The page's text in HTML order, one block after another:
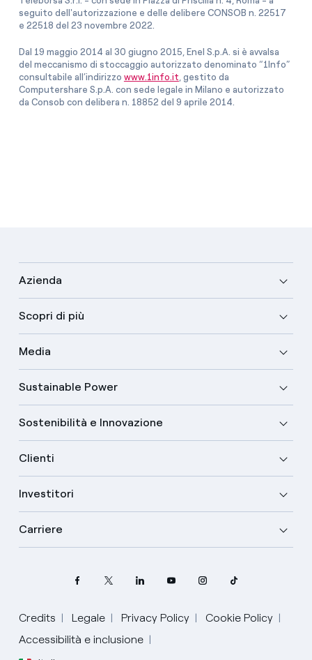
seguito dell'autorizzazione e delle delibere CONSOB n. 22517
e 22518 del 23 novembre 2022.
Dal 19 maggio 2014 al 30 giugno 2015, Enel S.p.A. si è avvalsa
del meccanismo di stoccaggio autorizzato denominato “1Info”
consultabile all’indirizzo www.1info.it , gestito da
Computershare S.p.A. con sede legale in Milano e autorizzato
da Consob con delibera n. 18852 del 9 aprile 2014.
Azienda
Scopri di più
Media
Sustainable Power
Sostenibilità e Innovazione
Clienti
Investitori
Carriere
Credits Legale Privacy Policy
Cookie Policy
Accessibilità e inclusione